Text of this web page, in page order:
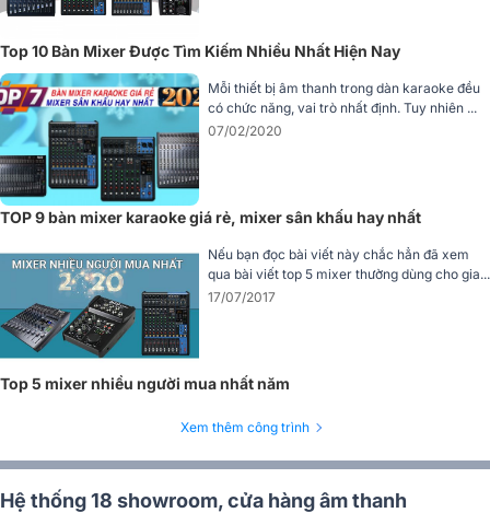
5. Giao diện USB 24-bit/192kHz - Thu âm chất
lượng phòng thu
Một điểm mạnh khác khiếnYamaha MG12XU
chính là khả năng hoạt động như một audio interface.
Mixer hỗ trợ USB 2.0 (2-in/2-out) với độ phân giải lên đến 24-
bit/192kHz, cho phép:
Ghi âm trực tiếp từ mixer sang máy tính mà không cần thiết bị
trung gian.
Phát lại âm thanh chất lượng cao từ PC hoặc iPad ra hệ thống
mixer.
Tương thích với phần mềm Cubase AI đi kèm - nền tảng DAW
chỉnh.
Với khả năng này, Yamaha MG12XU không chỉ phục vụ tốt trong
hoặc sản xuất âm nhạc tại nhà, mang lại âm thanh “chuẩn phòng
thu” trong một thiết bị nhỏ gọn.
Top 10 Bàn Mixer Được Tìm Kiếm Nhiều Nhất Hiện Nay
Mỗi thiết bị âm thanh trong dàn karaoke đều
có chức năng, vai trò nhất định. Tuy nhiên ...
07/02/2020
TOP 9 bàn mixer karaoke giá rẻ, mixer sân khấu hay nhất
Nếu bạn đọc bài viết này chắc hẳn đã xem
qua bài viết top 5 mixer thường dùng cho gia...
17/07/2017
Top 5 mixer nhiều người mua nhất năm
Xem thêm công trình
Hệ thống 18 showroom, cửa hàng âm thanh